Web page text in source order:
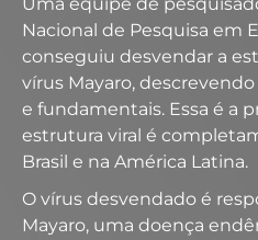
Nacional de Pesquisa em
conseguiu desvendar a
vírus Mayaro,
e fundamentais. Essa é a
estrutura viral é
Brasil e na América Latina.
O vírus desvendado é
Mayaro, uma doença